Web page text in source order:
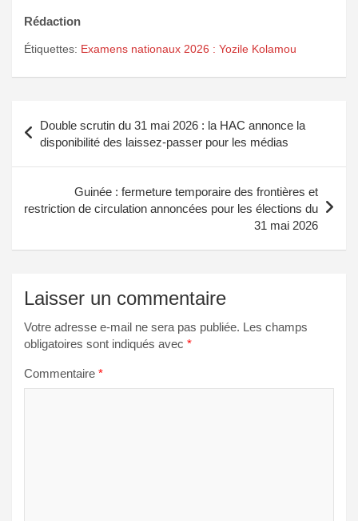
Rédaction
Étiquettes: Examens nationaux 2026 : Yozile Kolamou
de
l’article
Double scrutin du 31 mai 2026 : la HAC annonce la
disponibilité des laissez-passer pour les médias
Guinée : fermeture temporaire des frontières et
restriction de circulation annoncées pour les élections du
31 mai 2026
Laisser un commentaire
Votre adresse e-mail ne sera pas publiée. Les champs
obligatoires sont indiqués avec *
Commentaire *